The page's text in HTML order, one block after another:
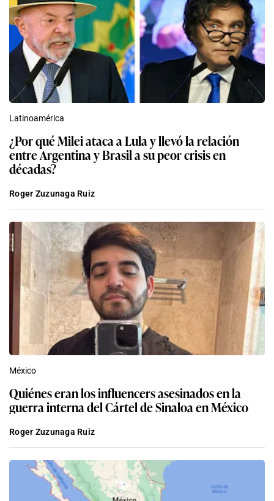
Latinoamérica
¿Por qué Milei ataca a Lula y llevó la relación
entre Argentina y Brasil a su peor crisis en
décadas?
Roger Zuzunaga Ruiz
México
Quiénes eran los influencers asesinados en la
guerra interna del Cártel de Sinaloa en México
Roger Zuzunaga Ruiz